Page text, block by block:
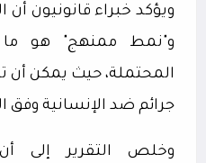
ويؤكد خبراء قانونيون أن
و"نمط ممنهج" هو ما
المحتملة، حيث يمكن أن
جرائم ضد الإنسانية وفق
وخلص التقرير إلى